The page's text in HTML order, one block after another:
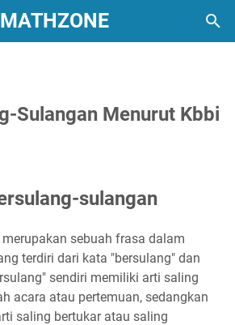
MATHZONE
Sulangan Menurut Kbbi
sulangan
sebuah frasa dalam
terdiri dari kata "bersulang" dan
sendiri memiliki arti saling
acara atau pertemuan, sedangkan
saling bertukar atau saling